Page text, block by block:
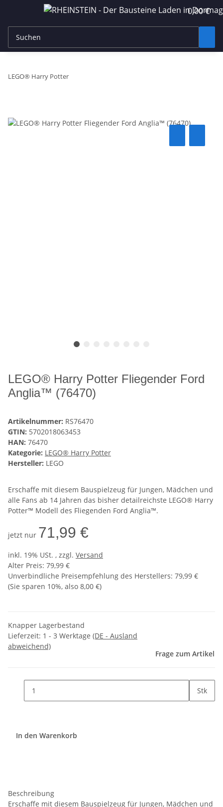
0,00 €
LEGO® Harry Potter
LEGO® Harry Potter Fliegender Ford
Anglia™ (76470)
Artikelnummer: RS76470
GTIN: 5702018063453
HAN: 76470
Kategorie: LEGO® Harry Potter
Hersteller: LEGO
Erschaffe mit diesem Bauspielzeug für Jungen, Mädchen und
alle Fans ab 14 Jahren das bisher detailreichste LEGO® Harry
Potter™ Modell des Fliegenden Ford Anglia™.
jetzt nur 71,99 €
inkl. 19% USt. , zzgl. Versand
Alter Preis: 79,99 €
Unverbindliche Preisempfehlung des Herstellers: 79,99 €
(Sie sparen 10%, also 8,00 €)
Knapper Lagerbestand
Lieferzeit: 1 - 3 Werktage (DE - Ausland
abweichend)
Frage zum Artikel
Stk
In den Warenkorb
Beschreibung
Erschaffe mit diesem Bauspielzeug für Jungen, Mädchen und